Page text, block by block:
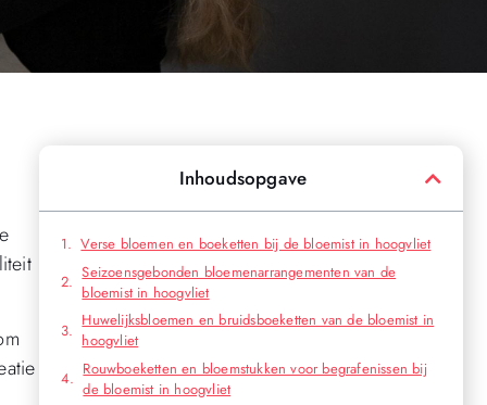
Inhoudsopgave
Verse bloemen en boeketten bij de bloemist in hoogvliet
Seizoensgebonden bloemenarrangementen van de
bloemist in hoogvliet
Huwelijksbloemen en bruidsboeketten van de bloemist in
hoogvliet
Rouwboeketten en bloemstukken voor begrafenissen bij
de bloemist in hoogvliet